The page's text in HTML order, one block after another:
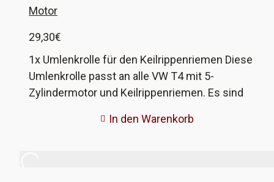
Motor
29,30€
1x Umlenkrolle für den Keilrippenriemen Diese
Umlenkrolle passt an alle VW T4 mit 5-
Zylindermotor und Keilrippenriemen. Es sind
Bestellung beachten. Hersteller ist INA. VW-
In den Warenkorb